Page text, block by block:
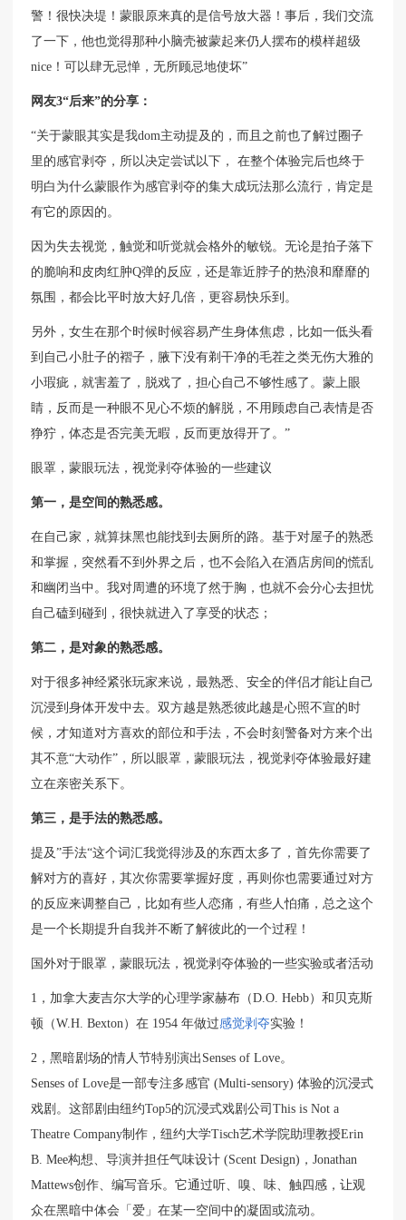
警！很快决堤！蒙眼原来真的是信号放大器！事后，我们交流
了一下，他也觉得那种小脑壳被蒙起来仍人摆布的模样超级
nice！可以肆无忌惮，无所顾忌地使坏”
网友3“后来”的分享：
“关于蒙眼其实是我dom主动提及的，而且之前也了解过圈子
里的感官剥夺，所以决定尝试以下， 在整个体验完后也终于
明白为什么蒙眼作为感官剥夺的集大成玩法那么流行，肯定是
有它的原因的。
因为失去视觉，触觉和听觉就会格外的敏锐。无论是拍子落下
的脆响和皮肉红肿Q弹的反应，还是靠近脖子的热浪和靡靡的
氛围，都会比平时放大好几倍，更容易快乐到。
另外，女生在那个时候时候容易产生身体焦虑，比如一低头看
到自己小肚子的褶子，腋下没有剃干净的毛茬之类无伤大雅的
小瑕疵，就害羞了，脱戏了，担心自己不够性感了。蒙上眼
睛，反而是一种眼不见心不烦的解脱，不用顾虑自己表情是否
狰狞，体态是否完美无暇，反而更放得开了。”
眼罩，蒙眼玩法，视觉剥夺体验的一些建议
第一，是空间的熟悉感。
在自己家，就算抹黑也能找到去厕所的路。基于对屋子的熟悉
和掌握，突然看不到外界之后，也不会陷入在酒店房间的慌乱
和幽闭当中。我对周遭的环境了然于胸，也就不会分心去担忧
自己磕到碰到，很快就进入了享受的状态；
第二，是对象的熟悉感。
对于很多神经紧张玩家来说，最熟悉、安全的伴侣才能让自己
沉浸到身体开发中去。双方越是熟悉彼此越是心照不宣的时
候，才知道对方喜欢的部位和手法，不会时刻警备对方来个出
其不意“大动作”，所以眼罩，蒙眼玩法，视觉剥夺体验最好建
立在亲密关系下。
第三，是手法的熟悉感。
提及”手法“这个词汇我觉得涉及的东西太多了，首先你需要了
解对方的喜好，其次你需要掌握好度，再则你也需要通过对方
的反应来调整自己，比如有些人恋痛，有些人怕痛，总之这个
是一个长期提升自我并不断了解彼此的一个过程！
国外对于眼罩，蒙眼玩法，视觉剥夺体验的一些实验或者活动
1，加拿大麦吉尔大学的心理学家赫布（D.O. Hebb）和贝克斯
顿（W.H. Bexton）在 1954 年做过感觉剥夺实验！
2，黑暗剧场的情人节特别演出Senses of Love。
Senses of Love是一部专注多感官 (Multi-sensory) 体验的沉浸式
戏剧。这部剧由纽约Top5的沉浸式戏剧公司This is Not a
Theatre Company制作，纽约大学Tisch艺术学院助理教授Erin
B. Mee构想、导演并担任气味设计 (Scent Design)，Jonathan
Mattews创作、编写音乐。它通过听、嗅、味、触四感，让观
众在黑暗中体会「爱」在某一空间中的凝固或流动。